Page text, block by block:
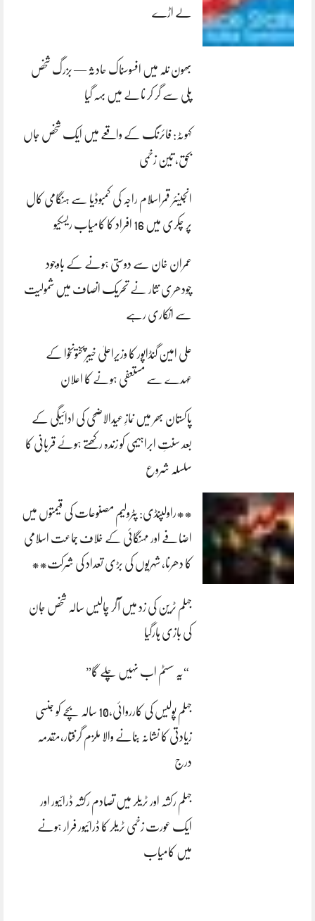
لے اڑے
بھون نلہ میں افسوسناک حادثہ — بزرگ شخص
پلی سے گر کر نالے میں بہہ گیا
کہوٹہ: فائرنگ کے واقعے میں ایک شخص جاں
بحق، تین زخمی
انجینئر قمراسلام راجہ کی کمبوڈیا سے ہنگامی کال
پر چکری میں 16 افراد کا کامیاب ریسکیو
عمران خان سے دوستی ہونے کے باوجود
چودھری نثار نے تحریک انصاف میں شمولیت
سے انکاری رہے
علی امین گنڈاپور کا وزیراعلیٰ خیبرپختونخوا کے
عہدے سے مستعفی ہونے کا اعلان
پاکستان بھر میں نمازِ عیدالاضحی کی ادائیگی کے
بعد سنتِ ابراہیمی کو زندہ رکھتے ہوئے قربانی کا
سلسلہ شروع
**راولپنڈی: پٹرولیم مصنوعات کی قیمتوں میں
اضافے اور مہنگائی کے خلاف جماعت اسلامی
کا دھرنا، شہریوں کی بڑی تعداد کی شرکت**
جہلم ٹرین کی زد میں آکر چالیس سالہ شخص جان
کی بازی ہارگیا
“یہ سسٹم اب نہیں چلے گا”
جہلم پولیس کی کارروائی،10 سالہ بچے کو جنسی
زیادتی کا نشانہ بنانے والا ملزم گرفتار،مقدمہ
درج
جہلم رکشہ اور ٹریلر میں تصادم رکشہ ڈرائیور اور
ایک عورت زخمی ٹریلر کا ڈرائیور فرار ہونے
میں کامیاب